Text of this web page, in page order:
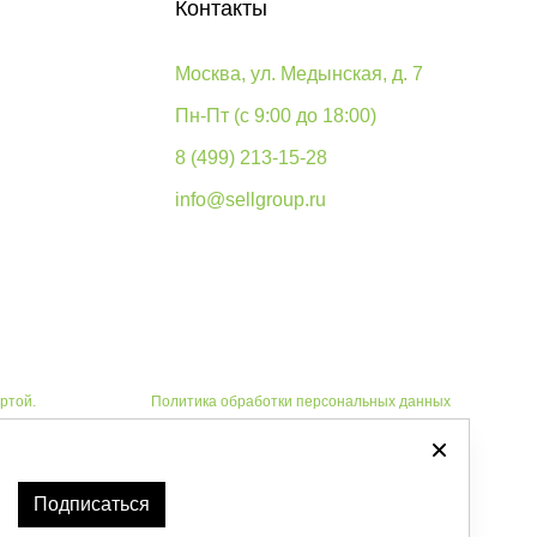
Контакты
Москва, ул. Медынская, д. 7
Пн-Пт (с 9:00 до 18:00)
8 (499) 213-15-28
info@sellgroup.ru
Политика обработки персональных данных
Автоматизировано -
Подписаться